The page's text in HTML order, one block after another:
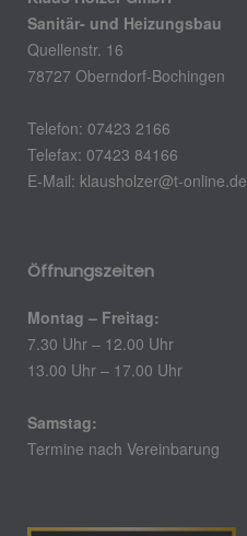
Sanitär- und Heizungsbau
Quellenstr. 16
78727 Oberndorf-Bochingen
Telefon: 07423 2166
Telefax: 07423 84166
E-Mail: klausholzer@t-online.de
Öffnungszeiten
Montag – Freitag:
7.30 Uhr – 12.00 Uhr
13.00 Uhr – 17.00 Uhr
Samstag:
Termine nach Vereinbarung